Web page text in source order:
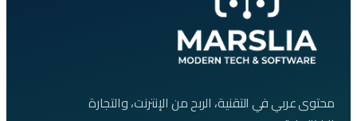
محتوى عربي في التقنية، الربح من الإنترنت، والتجارة